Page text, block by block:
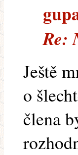
Re:
Ještě
o
člena